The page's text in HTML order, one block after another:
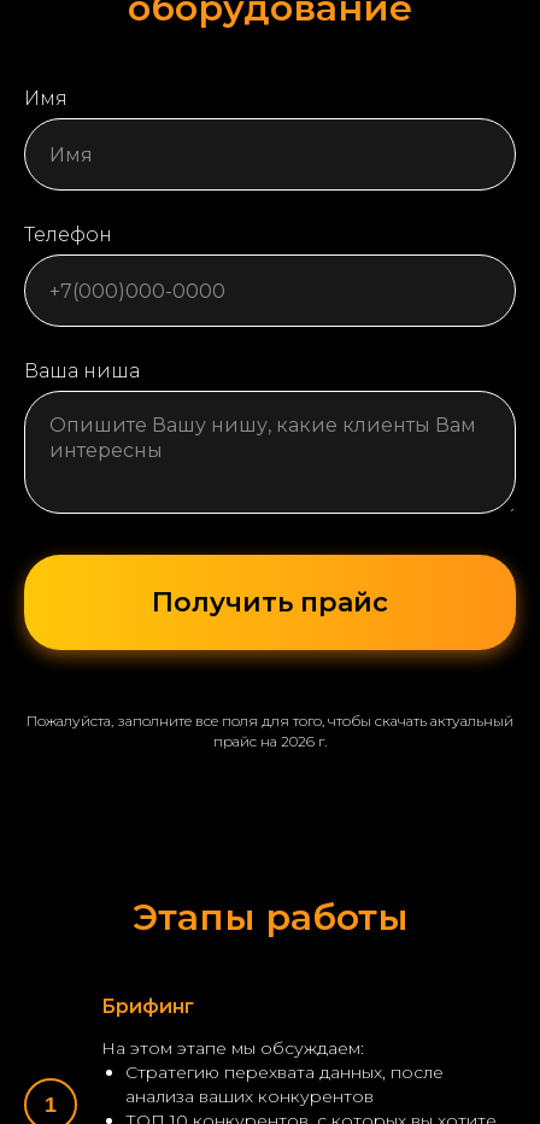
Имя
Телефон
Ваша ниша
Получить прайс
Пожалуйста, заполните все поля для того, чтобы скачать актуальный
прайс на 2026 г.
Этапы работы
Брифинг
На этом этапе мы обсуждаем:
Стратегию перехвата данных, после
анализа ваших конкурентов